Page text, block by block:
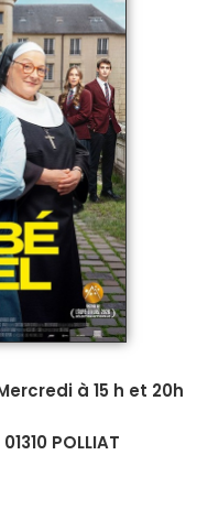
à 15 h et 20h
POLLIAT